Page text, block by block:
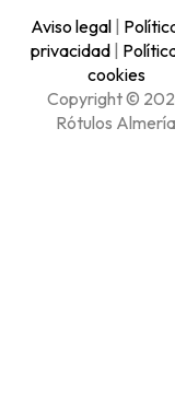
Aviso legal|
privacidad
cookies
Copyright ©
Rótulos Almería